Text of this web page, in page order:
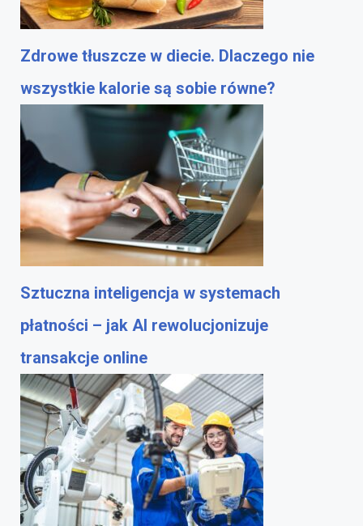
Zdrowe tłuszcze w diecie. Dlaczego nie
wszystkie kalorie są sobie równe?
Sztuczna inteligencja w systemach
płatności – jak AI rewolucjonizuje
transakcje online